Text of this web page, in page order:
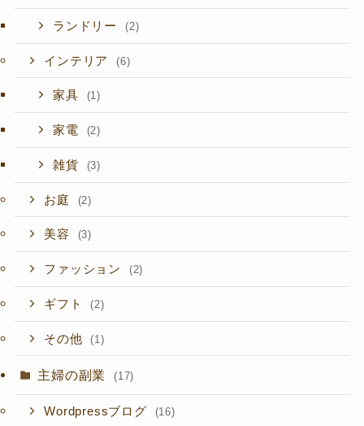
ランドリー (2)
インテリア (6)
家具 (1)
家電 (2)
雑貨 (3)
お庭 (2)
美容 (3)
ファッション (2)
ギフト (2)
その他 (1)
主婦の副業 (17)
Wordpressブログ (16)